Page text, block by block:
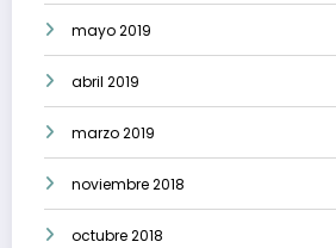
mayo 2019
abril 2019
marzo 2019
noviembre 2018
octubre 2018